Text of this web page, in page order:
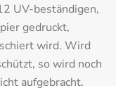
UV-beständigen,
gedruckt,
wird. Wird
so wird noch
aufgebracht.